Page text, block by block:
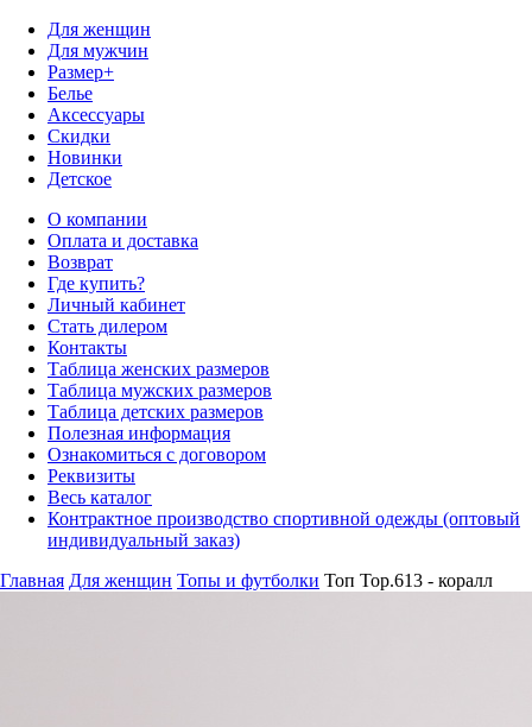
Для женщин
Для мужчин
Размер+
Белье
Аксессуары
Скидки
Новинки
Детское
О компании
Оплата и доставка
Возврат
Где купить?
Личный кабинет
Стать дилером
Контакты
Таблица женских размеров
Таблица мужских размеров
Таблица детских размеров
Полезная информация
Ознакомиться с договором
Реквизиты
Весь каталог
Контрактное производство спортивной одежды (оптовый
индивидуальный заказ)
Главная Для женщин Топы и футболки Топ Top.613 - коралл